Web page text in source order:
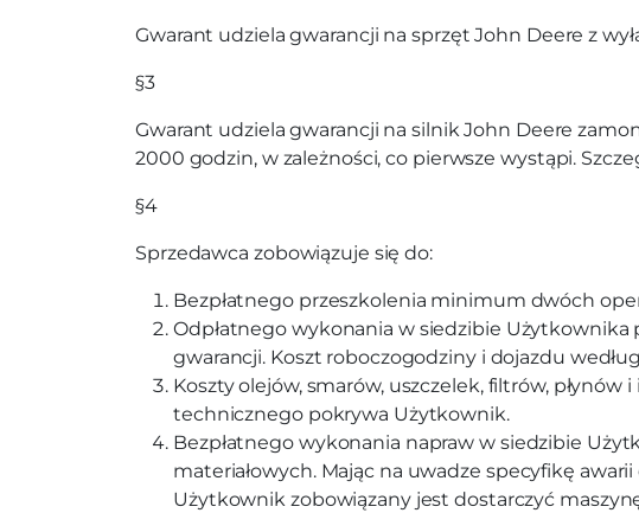
Gwarant udziela gwarancji na sprzęt John Deere z
§3
Gwarant udziela gwarancji na silnik John Deere
2000 godzin, w zależności, co pierwsze wystąpi.
§4
Sprzedawca zobowiązuje się do:
Bezpłatnego przeszkolenia minimum dwóch
Odpłatnego wykonania w siedzibie
gwarancji. Koszt roboczogodziny i dojazdu
Koszty olejów, smarów, uszczelek, filtrów,
technicznego pokrywa Użytkownik.
Bezpłatnego wykonania napraw w siedzibie
materiałowych. Mając na uwadze specyfikę
Użytkownik zobowiązany jest dostarczyć